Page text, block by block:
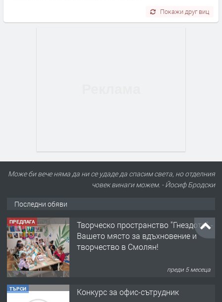
Покажи друг виц
Може би вече няма да ни се удаде да спасим света, но отделния
човек винаги можем. - Йосиф Бродски
Последни обяви
ПРЕДЛАГА
Творческо пространство "Гнездото" -
Вашето място за вдъхновение и
творчество в Смолян!
преди 5 месеца
ТЪРСИ Конкурс за офис-сътрудник